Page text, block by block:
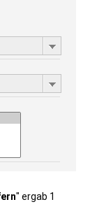
" ergab 1